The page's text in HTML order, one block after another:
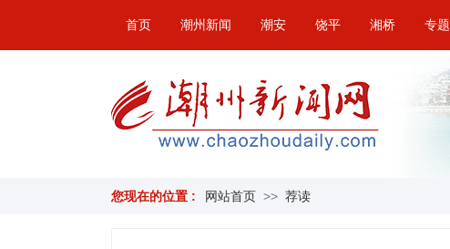
首页 潮州新闻 潮安 饶平 湘桥 专题
您现在的位置 : 网站首页 >> 荐读